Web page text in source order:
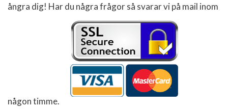
ångra dig! Har du några frågor så svarar vi på mail inom
någon timme.